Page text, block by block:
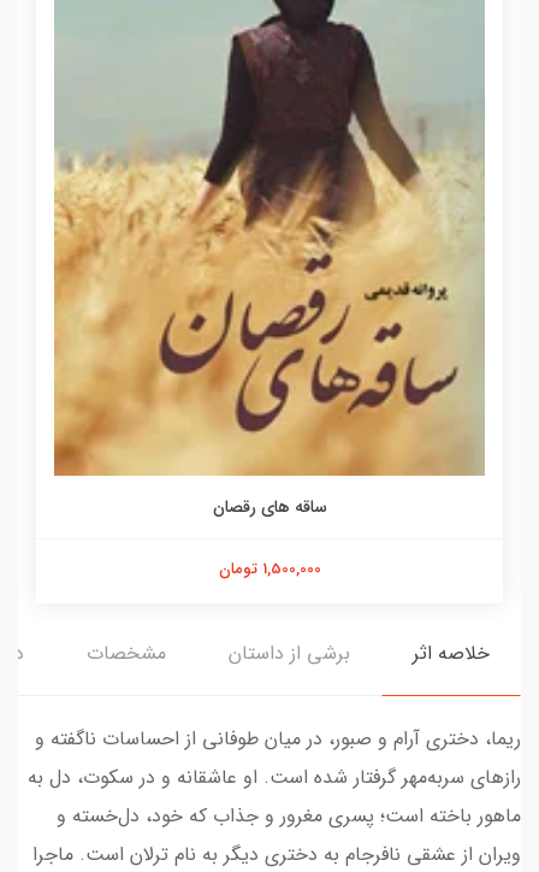
ساقه های رقصان
1,500,000 تومان
خلاصه اثر برشی از داستان مشخصات
ریما، دختری آرام و صبور، در میان طوفانی از احساسات ناگفته و
رازهای سربه‌مهر گرفتار شده است. او عاشقانه و در سکوت، دل به
ماهور باخته است؛ پسری مغرور و جذاب که خود، دل‌خسته و
ویران از عشقی نافرجام به دختری دیگر به نام ترلان است. ماجرا